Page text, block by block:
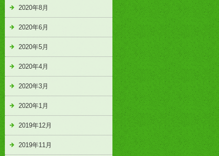
2020年8月
2020年6月
2020年5月
2020年4月
2020年3月
2020年1月
2019年12月
2019年11月